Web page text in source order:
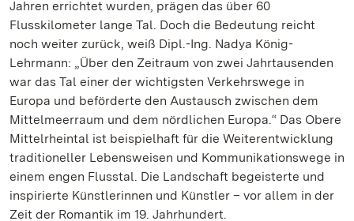
Jahren errichtet wurden, prägen das über 60
Flusskilometer lange Tal. Doch die Bedeutung reicht
noch weiter zurück, weiß Dipl.-Ing. Nadya König-
Lehrmann: „Über den Zeitraum von zwei Jahrtausenden
war das Tal einer der wichtigsten Verkehrswege in
Europa und beförderte den Austausch zwischen dem
Mittelmeerraum und dem nördlichen Europa.“ Das Obere
Mittelrheintal ist beispielhaft für die Weiterentwicklung
traditioneller Lebensweisen und Kommunikationswege in
einem engen Flusstal. Die Landschaft begeisterte und
inspirierte Künstlerinnen und Künstler – vor allem in der
Zeit der Romantik im 19. Jahrhundert.